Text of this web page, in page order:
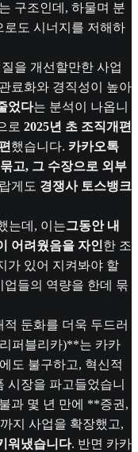
구조인데, 하물며 분
로도 시너지를 저해하
을 개선할만한 사업
료화와 경직성이 높아
었다는 분석이 나옵니
로 2025년 초 조직개편
했습니다. 카카오톡
고, 그 수장으로 외부
게도 경쟁사 토스뱅크
는데, 이는그동안 내
어려웠음을 자인한 조
가 있어 지켜봐야 할
들의 역량을 한데 묶
둔화를 더욱 두드러
퍼블리카)**는 카카
도 불구하고, 혁신적
시장을 파고들었습니
과 몇 년 만에 **증권,
지 사업을 확장했고,
워냈습니다. 반면 카카